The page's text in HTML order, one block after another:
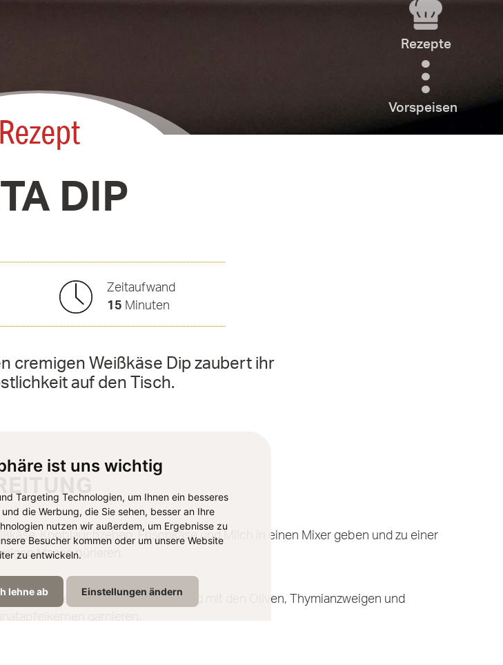
ist uns wichtig
Targeting Technologien, um Ihnen ein besseres
die Werbung, die Sie sehen, besser an Ihre
nutzen wir außerdem, um Ergebnisse zu
Besucher kommen oder um unsere Website
zu entwickeln.
lehne ab Einstellungen ändern
Rezepte
Vorspeisen
Rezept
DIP
Zeitaufwand
15 Minuten
cremigen Weißkäse Dip zaubert ihr
auf den Tisch.
Knoblauchzehen, Frischkäse und Milch in einen Mixer geben und zu einer
Masse pürieren.
Masse auf einem Teller verteilen und mit den Oliven, Thymianzweigen und